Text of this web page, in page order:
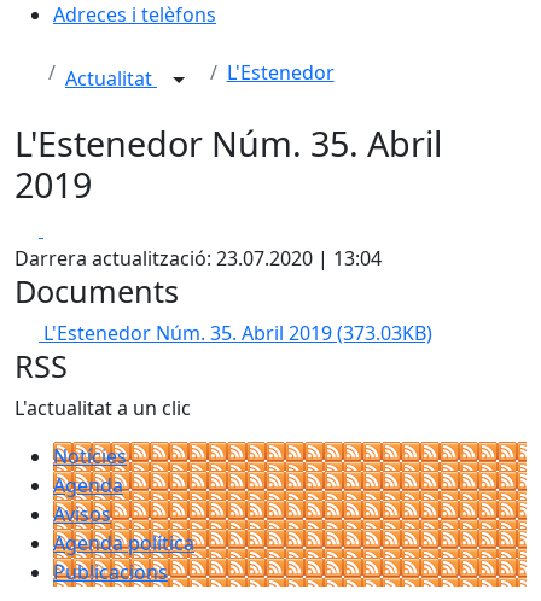
Adreces i telèfons
Actualitat L'Estenedor
L'Estenedor Núm. 35. Abril
2019
Darrera actualització: 23.07.2020 | 13:04
Documents
L'Estenedor Núm. 35. Abril 2019(373.03KB)
RSS
L'actualitat a un clic
Notícies
Agenda
Avisos
Agenda política
Publicacions